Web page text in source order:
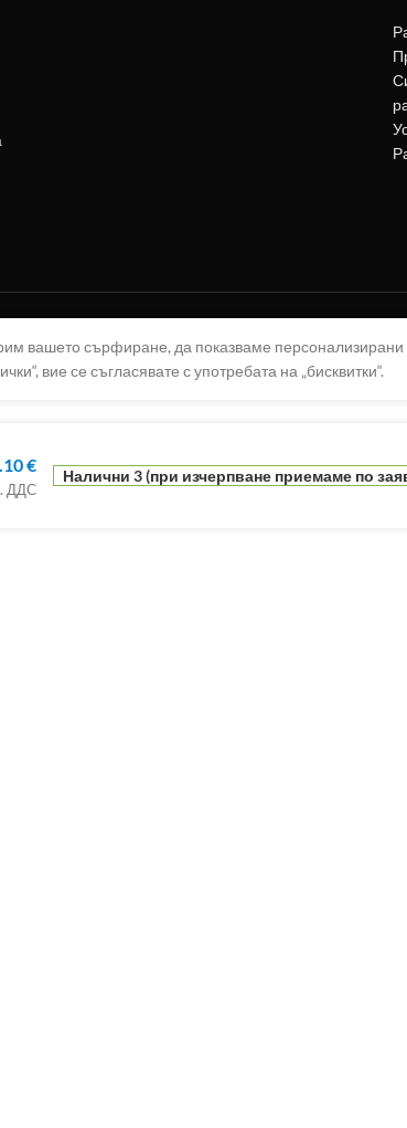
вашето сърфиране, да показваме
вие се съгласявате с употребата на „бисквитки“.
€
ДДС
Налични 3 (при изчерпване приемаме по